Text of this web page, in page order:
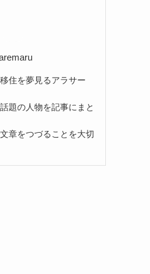
住を夢見るアラサー
題の人物を記事にまと
章をつづることを大切